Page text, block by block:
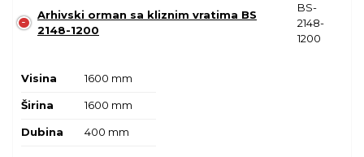
Arhivski orman sa kliznim vratima BS
2148-1200
BS-
2148-
1200
Visina 1600 mm
Širina 1600 mm
Dubina 400 mm